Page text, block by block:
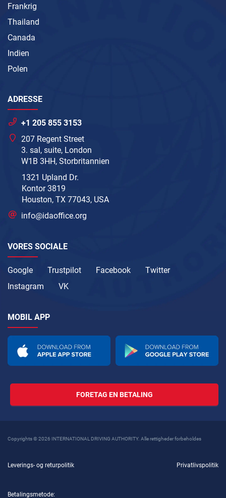
Frankrig
Thailand
Canada
Indien
Polen
ADRESSE
+1 205 855 3153
207 Regent Street
3. sal, suite, London
W1B 3HH, Storbritannien
1321 Upland Dr.
Kontor 3819
Houston, TX 77043, USA
info@idaoffice.org
VORES SOCIALE
Google Trustpilot Facebook
Twitter
Instagram
VK
MOBIL APP
FORETAG EN BETALING
Copyrights © 2026 INTERNATIONAL DRIVING AUTHORITY. Alle rettigheder forbeholdes
Leverings- og returpolitik Privatlivspolitik
Betalingsmetode: